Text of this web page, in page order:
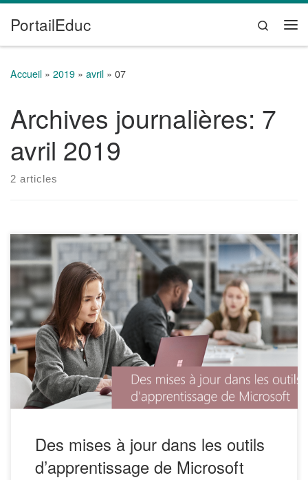
Passer au contenu
PortailEduc
Search
Accueil » 2019 » avril » 07
Archives journalières: 7
avril 2019
2 articles
La traduction dans le lecteur immersif Les fonctionnalités de
Translator ont été intégrées dans le lecteur immersif. Il est,
à présent, possible de traduire une page ou un mot dans
une autre langue en temps réel, le tout dans le lecteur
immersif. Cette nouvelle fonctionnalité prend en charge la
lecture […]
Des mises à jour dans les outils
d’apprentissage de Microsoft